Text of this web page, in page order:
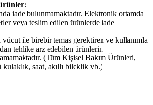
iade bulunmamaktadır. Elektronik ortamda
veya teslim edilen ürünlerde iade
vücut ile birebir temas gerektiren ve kullanımla
tehlike arz edebilen ürünlerin
(Tüm Kişisel Bakım Ürünleri,
saat, akıllı bileklik vb.)